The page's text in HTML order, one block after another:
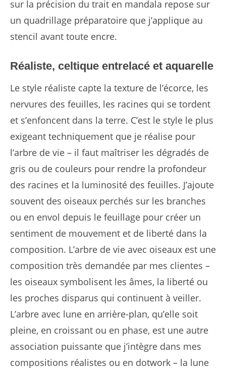
sur la précision du trait en mandala repose sur
un quadrillage préparatoire que j’applique au
stencil avant toute encre.
Réaliste, celtique entrelacé et aquarelle
Le style réaliste capte la texture de l’écorce, les
nervures des feuilles, les racines qui se tordent
et s’enfoncent dans la terre. C’est le style le plus
exigeant techniquement que je réalise pour
l’arbre de vie – il faut maîtriser les dégradés de
gris ou de couleurs pour rendre la profondeur
des racines et la luminosité des feuilles. J’ajoute
souvent des oiseaux perchés sur les branches
ou en envol depuis le feuillage pour créer un
sentiment de mouvement et de liberté dans la
composition. L’arbre de vie avec oiseaux est une
composition très demandée par mes clientes –
les oiseaux symbolisent les âmes, la liberté ou
les proches disparus qui continuent à veiller.
L’arbre avec lune en arrière-plan, qu’elle soit
pleine, en croissant ou en phase, est une autre
association puissante que j’intègre dans mes
compositions réalistes ou en dotwork – la lune